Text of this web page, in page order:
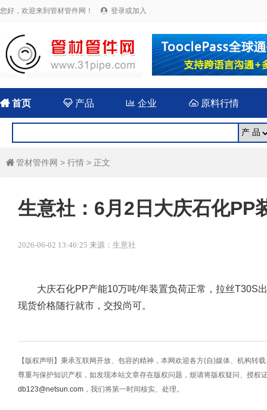
您好，欢迎来到管材管件网！  登录或加入
首页 产品  企业 原料行情
 管材管件网 > 行情 > 正文
生意社：6月2日大庆石化PP
2026-06-02 13:46:25 来源：生意社
大庆石化PP产能10万吨/年装置负荷正常，拉丝T30S
现货价格随行就市，交投尚可。
【版权声明】秉承互联网开放、包容的精神，本网欢迎各方(自)媒体、机构转
尊重与保护知识产权，如发现本站文章存在版权问题，烦请将版权疑问、授权
db123@netsun.com ，我们将第一时间核实、处理。